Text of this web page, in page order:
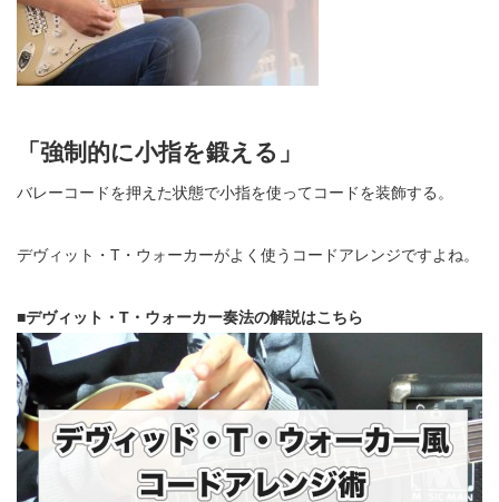
「強制的に小指を鍛える」
バレーコードを押えた状態で小指を使ってコードを装飾する。
デヴィット・T・ウォーカーがよく使うコードアレンジですよね。
■デヴィット・T・ウォーカー奏法の解説はこちら